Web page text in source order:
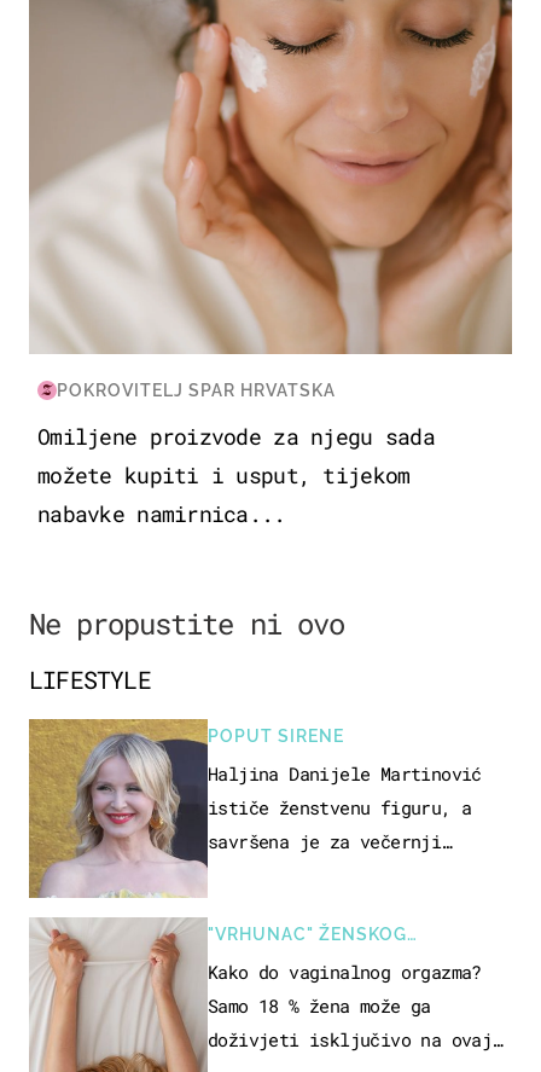
POKROVITELJ SPAR HRVATSKA
Omiljene proizvode za njegu sada
možete kupiti i usput, tijekom
nabavke namirnica...
Ne propustite ni ovo
LIFESTYLE
POPUT SIRENE
Haljina Danijele Martinović
ističe ženstvenu figuru, a
savršena je za večernji
"VRHUNAC" ŽENSKOG
SEKSUALNOG ISKUSTVA
Kako do vaginalnog orgazma?
Samo 18 % žena može ga
doživjeti isključivo na ovaj